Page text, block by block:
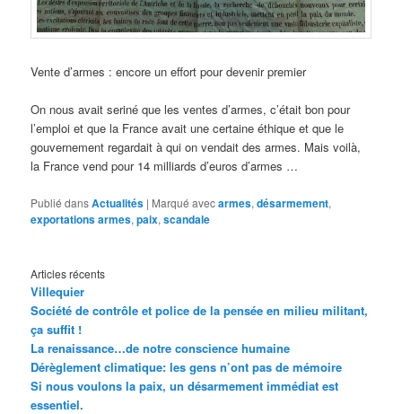
Vente d’armes : encore un effort pour devenir premier
On nous avait seriné que les ventes d’armes, c’était bon pour
l’emploi et que la France avait une certaine éthique et que le
gouvernement regardait à qui on vendait des armes. Mais voilà,
la France vend pour 14 milliards d’euros d’armes …
Publié dansActualités | Marqué avecarmes,désarmement,
exportations armes,paix,scandale
Articles récents
Villequier
Société de contrôle et police de la pensée en milieu militant,
ça suffit !
La renaissance…de notre conscience humaine
Dérèglement climatique: les gens n’ont pas de mémoire
Si nous voulons la paix, un désarmement immédiat est
essentiel.